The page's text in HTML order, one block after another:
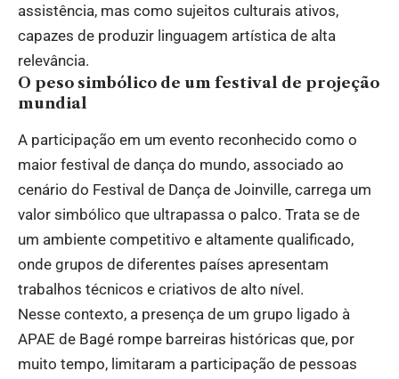
assistência, mas como sujeitos culturais ativos,
capazes de produzir linguagem artística de alta
relevância.
O peso simbólico de um festival de projeção
mundial
A participação em um evento reconhecido como o
maior festival de dança do mundo, associado ao
cenário do Festival de Dança de Joinville, carrega um
valor simbólico que ultrapassa o palco. Trata se de
um ambiente competitivo e altamente qualificado,
onde grupos de diferentes países apresentam
trabalhos técnicos e criativos de alto nível.
Nesse contexto, a presença de um grupo ligado à
APAE de Bagé rompe barreiras históricas que, por
muito tempo, limitaram a participação de pessoas